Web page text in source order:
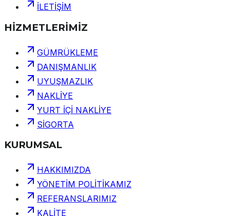
İLETİŞİM
HİZMETLERİMİZ
GÜMRÜKLEME
DANIŞMANLIK
UYUŞMAZLIK
NAKLİYE
YURT İÇİ NAKLİYE
SİGORTA
KURUMSAL
HAKKIMIZDA
YÖNETİM POLİTİKAMIZ
REFERANSLARIMIZ
KALİTE